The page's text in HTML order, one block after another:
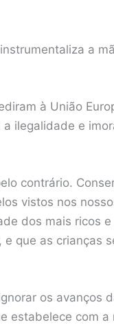
a
à União
ilegalidade e
contrário.
vistos nos
dos mais ricos
que as crianças
os avanços
estabelece com